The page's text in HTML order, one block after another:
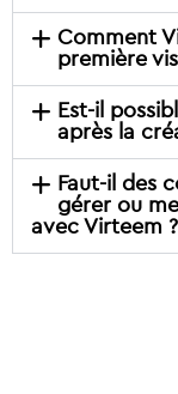
Comment
première
Est-il
après la
Faut-il des
gérer ou
avec Virteem ?